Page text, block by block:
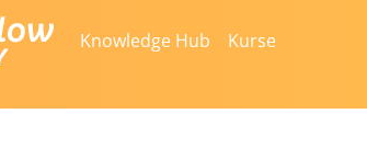
Knowledge Hub Kurse